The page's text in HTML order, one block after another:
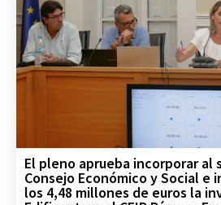
El pleno aprueba incorporar al
Consejo Económico y Social e
los 4,48 millones de euros la